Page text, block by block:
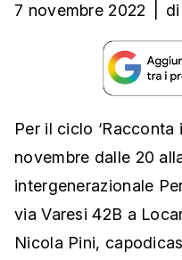
7 novembre 2022 di
Per il ciclo
novembre dalle 20
intergenerazionale
via Varesi 42B a
Nicola Pini,